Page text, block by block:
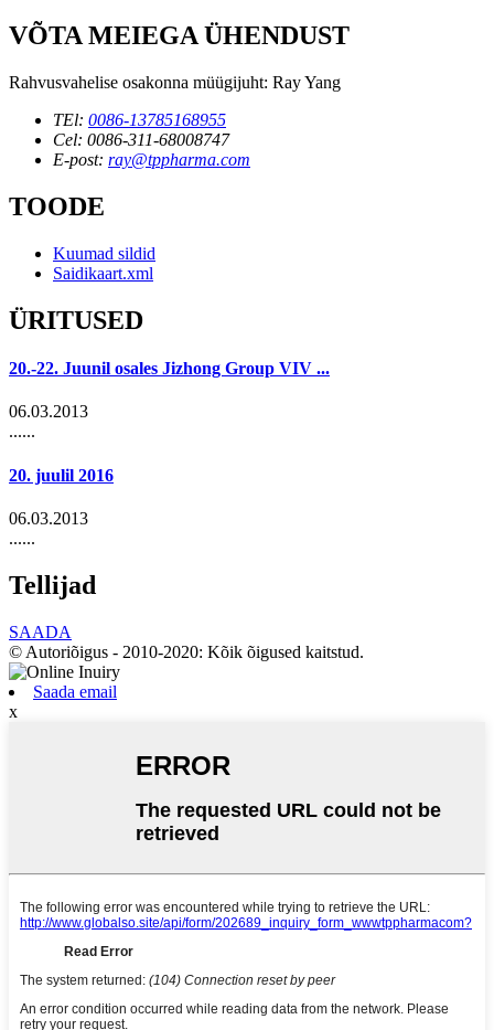
VÕTA MEIEGA ÜHENDUST
Rahvusvahelise osakonna müügijuht: Ray Yang
TEl: 0086-13785168955
Cel: 0086-311-68008747
E-post: ray@tppharma.com
TOODE
Kuumad sildid
Saidikaart.xml
ÜRITUSED
20.-22. Juunil osales Jizhong Group VIV ...
06.03.2013
......
20. juulil 2016
06.03.2013
......
Tellijad
SAADA
© Autoriõigus - 2010-2020: Kõik õigused kaitstud.
Saada email
x